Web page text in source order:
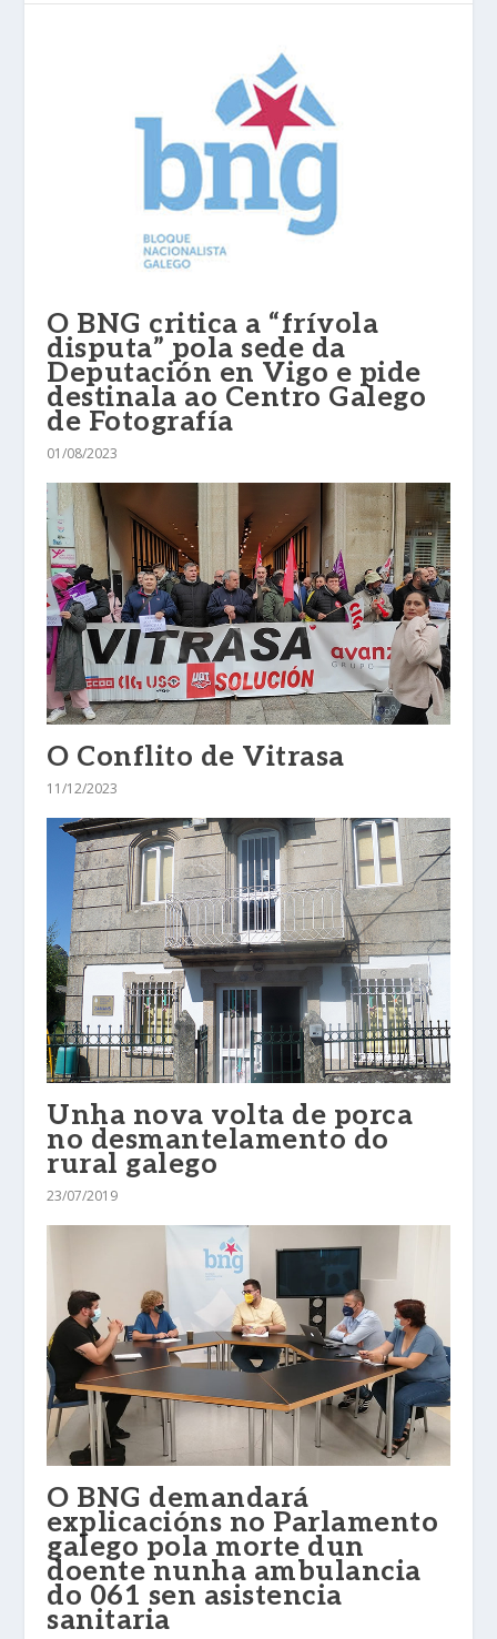
O BNG critica a “frívola
disputa” pola sede da
Deputación en Vigo e pide
destinala ao Centro Galego
de Fotografía
01/08/2023
O Conflito de Vitrasa
11/12/2023
Unha nova volta de porca
no desmantelamento do
rural galego
23/07/2019
O BNG demandará
explicacións no Parlamento
galego pola morte dun
doente nunha ambulancia
do 061 sen asistencia
sanitaria